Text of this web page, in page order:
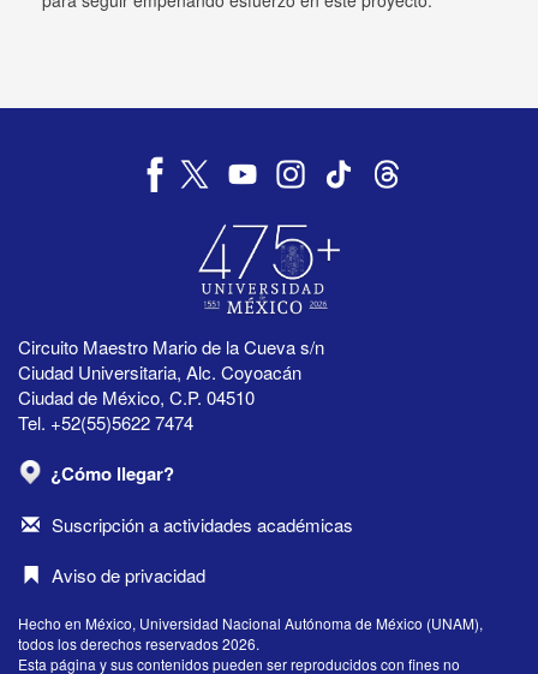
Circuito Maestro Mario de la Cueva s/n
Ciudad Universitaria, Alc. Coyoacán
Ciudad de México, C.P. 04510
Tel. +52(55)5622 7474
¿Cómo llegar?
Suscripción a actividades académicas
Aviso de privacidad
Hecho en México, Universidad Nacional Autónoma de México (UNAM),
todos los derechos reservados 2026.
Esta página y sus contenidos pueden ser reproducidos con fines no